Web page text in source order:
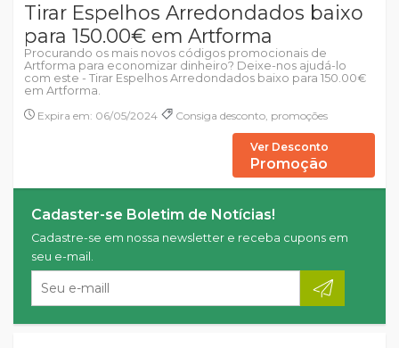
Tirar Espelhos Arredondados baixo
para 150.00€ em Artforma
Procurando os mais novos códigos promocionais de
Artforma para economizar dinheiro? Deixe-nos ajudá-lo
com este - Tirar Espelhos Arredondados baixo para 150.00€
em Artforma.
Expira em: 06/05/2024
Consiga desconto, promoções
Ver Desconto
Promoção
Cadaster-se Boletim de Notícias!
Cadastre-se em nossa newsletter e receba cupons em
seu e-mail.